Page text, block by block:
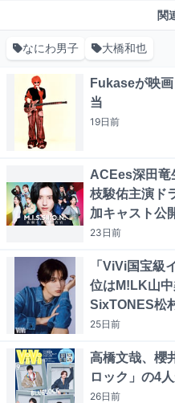
関
なにわ男子 大橋和也
Fukaseが映
当
19日前
ACEes深田竜
枝駿佑主演ド
加キャスト公
23日前
「ViVi国宝級
位はM!LK山中
SixTONES松
25日前
高橋文哉、櫻
ロック」の4
26日前